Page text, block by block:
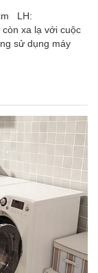
LH:
xa lạ với cuộc
sử dụng máy